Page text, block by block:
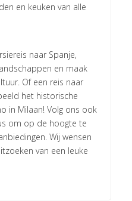
en keuken van alle
naar Spanje,
en maak
Of een reis naar
het historische
in Milaan! Volg ons ook
om op de hoogte te
Wij wensen
van een leuke